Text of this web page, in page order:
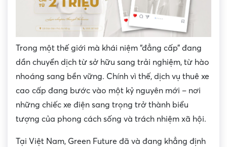
Trong một thế giới mà khái niệm “đẳng cấp” đang
dần chuyển dịch từ sở hữu sang trải nghiệm, từ hào
nhoáng sang bền vững. Chính vì thế, dịch vụ thuê xe
cao cấp đang bước vào một kỷ nguyên mới – nơi
những chiếc xe điện sang trọng trở thành biểu
tượng của phong cách sống và trách nhiệm xã hội.
Tại Việt Nam, Green Future đã và đang khẳng định